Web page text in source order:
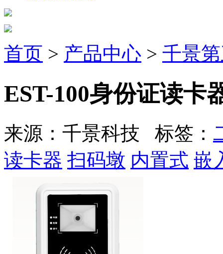
首页 > 产品中心 > 千景
EST-100身份证读卡
来源：千景科技 标签：
读卡器 扫码墩 内置式 嵌